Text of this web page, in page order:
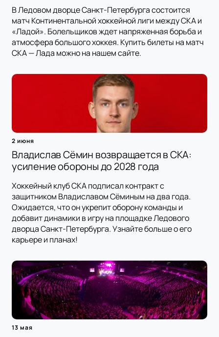
В Ледовом дворце Санкт-Петербурга состоится
матч Континентальной хоккейной лиги между СКА и
«Ладой». Болельщиков ждет напряженная борьба и
атмосфера большого хоккея. Купить билеты на матч
СКА — Лада можно на нашем сайте.
2 июня
Владислав Сёмин возвращается в СКА:
усиление обороны до 2028 года
Хоккейный клуб СКА подписал контракт с
защитником Владиславом Сёминым на два года.
Ожидается, что он укрепит оборону команды и
добавит динамики в игру на площадке Ледового
дворца Санкт-Петербурга. Узнайте больше о его
карьере и планах!
13 мая